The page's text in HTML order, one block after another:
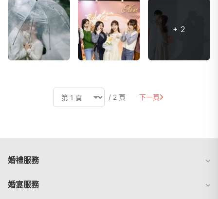
+ 2
/ 2 頁 下一頁
婚禮服務
婚宴服務